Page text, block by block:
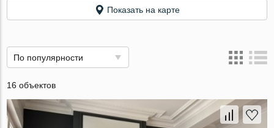
Показать на карте
По популярности
16 объектов